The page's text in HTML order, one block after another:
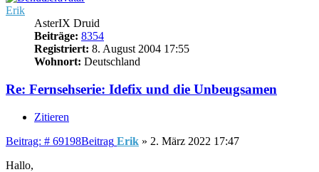
Erik
AsterIX Druid
Beiträge: 8354
Registriert: 8. August 2004 17:55
Wohnort: Deutschland
Re: Fernsehserie: Idefix und die Unbeugsamen
Zitieren
Beitrag: # 69198Beitrag Erik » 2. März 2022 17:47
Hallo,